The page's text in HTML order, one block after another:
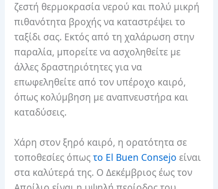
ζεστή θερμοκρασία νερού και πολύ μικρή
πιθανότητα βροχής να καταστρέψει το
ταξίδι σας. Εκτός από τη χαλάρωση στην
παραλία, μπορείτε να ασχοληθείτε με
άλλες δραστηριότητες για να
επωφεληθείτε από τον υπέροχο καιρό,
όπως κολύμβηση με αναπνευστήρα και
καταδύσεις.
Χάρη στον ξηρό καιρό, η ορατότητα σε
τοποθεσίες όπωςτο El Buen Consejo είναι
στα καλύτερά της. Ο Δεκέμβριος έως τον